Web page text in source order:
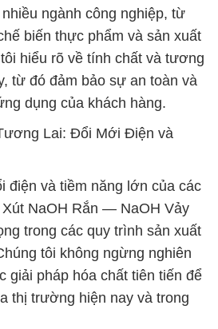
ngành công nghiệp, từ
biến thực phẩm và sản xuất
hiểu rõ về tính chất và tương
từ đó đảm bảo sự an toàn và
dụng của khách hàng.
Lai: Đổi Mới Điện và
điện và tiềm năng lớn của các
NaOH Rắn — NaOH Vảy
trong các quy trình sản xuất
tôi không ngừng nghiên
giải pháp hóa chất tiên tiến để
thị trường hiện nay và trong